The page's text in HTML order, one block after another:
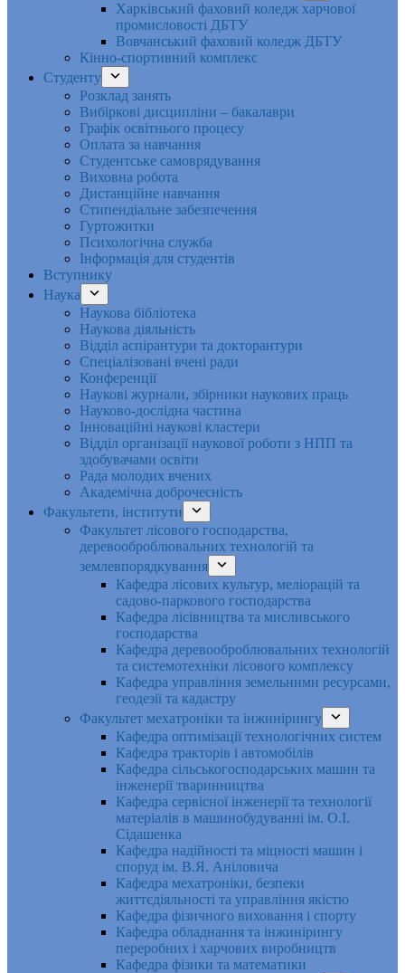
Харківський фаховий коледж харчової
промисловості ДБТУ
Вовчанський фаховий коледж ДБТУ
Кінно-спортивний комплекс
Студенту
Розклад занять
Вибіркові дисципліни – бакалаври
Графік освітнього процесу
Оплата за навчання
Студентське самоврядування
Виховна робота
Дистанційне навчання
Стипендіальне забезпечення
Гуртожитки
Психологічна служба
Інформація для студентів
Вступнику
Наука
Наукова бібліотека
Наукова діяльність
Відділ аспірантури та докторантури
Спеціалізовані вчені ради
Конференції
Наукові журнали, збірники наукових праць
Науково-дослідна частина
Інноваційні наукові кластери
Відділ організації наукової роботи з НПП та
здобувачами освіти
Рада молодих вчених
Академічна доброчесність
Факультети, інститути
Факультет лісового господарства,
деревооброблювальних технологій та
землевпорядкування
Кафедра лісових культур, меліорацій та
садово-паркового господарства
Кафедра лісівництва та мисливського
господарства
Кафедра деревооброблювальних технологій
та системотехніки лісового комплексу
Кафедра управління земельними ресурсами,
геодезії та кадастру
Факультет мехатроніки та інжинірингу
Кафедра оптимізації технологічних систем
Кафедра тракторів і автомобілів
Кафедра сільськогосподарських машин та
інженерії тваринництва
Кафедра cервісної інженерії та технології
матеріалів в машинобудуванні ім. О.І.
Сідашенка
Кафедра надійності та міцності машин і
споруд ім. В.Я. Аніловича
Кафедра мехатроніки, безпеки
життєдіяльності та управління якістю
Кафедра фізичного виховання і спорту
Кафедра обладнання та інжинірингу
переробних і харчових виробництв
Кафедра фізики та математики